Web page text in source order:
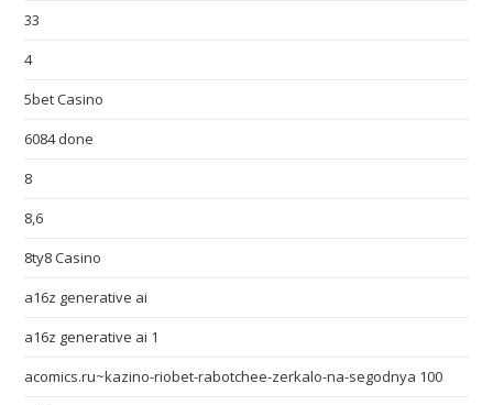
33
4
5bet Casino
6084 done
8
8,6
8ty8 Casino
a16z generative ai
a16z generative ai 1
acomics.ru~kazino-riobet-rabotchee-zerkalo-na-segodnya 100